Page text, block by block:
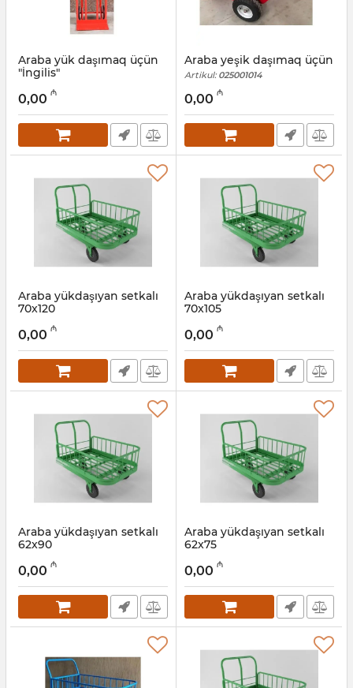
Araba yük daşımaq üçün
"İngilis"
025001013
0,00 ₼
Araba yeşik daşımaq üçün
Artikul: 025001014
0,00 ₼
Araba yükdaşıyan setkalı
70x120
025001015
0,00 ₼
Araba yükdaşıyan setkalı
70x105
025001016
0,00 ₼
Araba yükdaşıyan setkalı
62x90
025001017
0,00 ₼
Araba yükdaşıyan setkalı
62x75
025001018
0,00 ₼